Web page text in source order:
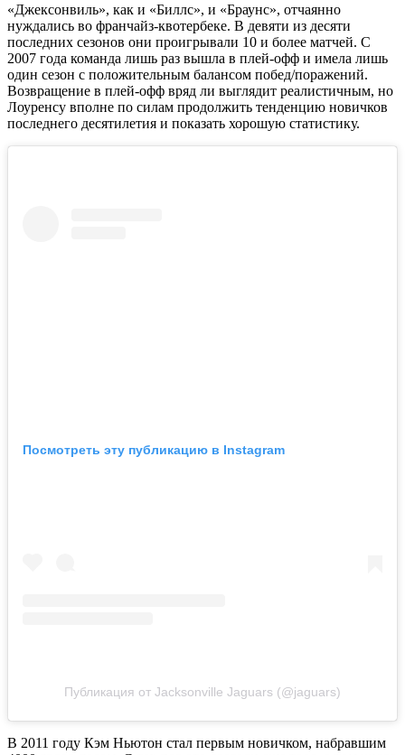
«Джексонвиль», как и «Биллс», и «Браунс», отчаянно
нуждались во франчайз-квотербеке. В девяти из десяти
последних сезонов они проигрывали 10 и более матчей. С
2007 года команда лишь раз вышла в плей-офф и имела лишь
один сезон с положительным балансом побед/поражений.
Возвращение в плей-офф вряд ли выглядит реалистичным, но
Лоуренсу вполне по силам продолжить тенденцию новичков
последнего десятилетия и показать хорошую статистику.
Посмотреть эту публикацию в Instagram
Публикация от Jacksonville Jaguars (@jaguars)
В 2011 году Кэм Ньютон стал первым новичком, набравшим